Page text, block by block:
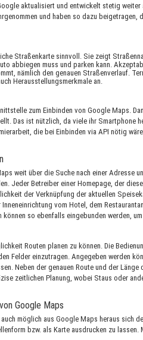
aktualisiert und entwickelt stetig
und haben so dazu
Straßenkarte sinnvoll. Sie zeigt
abbiegen muss und parken kann.
nämlich den genauen Straßenverlauf.
Herausstellungsmerkmale an.
zum Einbinden von Google Maps.
Das ist nützlich, da viele ihr Smartphone
die bei Einbinden via API nötig
weit über die Suche nach einer Adresse
Jeder Betreiber einer Homepage, der
der Verknüpfung der aktuellen
vom Hotel, dem
so ebenfalls eingebunden werden,
Routen planen zu können. Die
Felder einzutragen. Angegeben werden
Neben der genauen Route und der
zeitlichen Planung, wobei Staus oder
Google Maps
möglich aus Google Maps heraus sich
bzw. als Karte ausdrucken zu